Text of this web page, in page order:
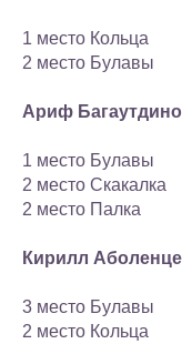
1 место Кольца
2 место Булавы
Ариф
1 место Булавы
2 место Скакалка
2 место Палка
Кирилл
3 место Булавы
2 место Кольца